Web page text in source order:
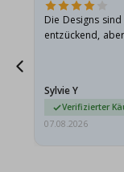
Die Designs sind
entzückend,
sie…
Sylvie Y
Verifizierter
07.08.2026